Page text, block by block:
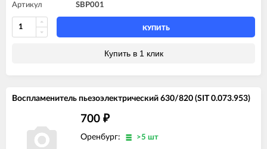
Артикул SBP001
КУПИТЬ
Купить в 1 клик
Воспламенитель пьезоэлектрический 630/820 (SIT 0.073.953)
700 ₽
Оренбург: >5 шт